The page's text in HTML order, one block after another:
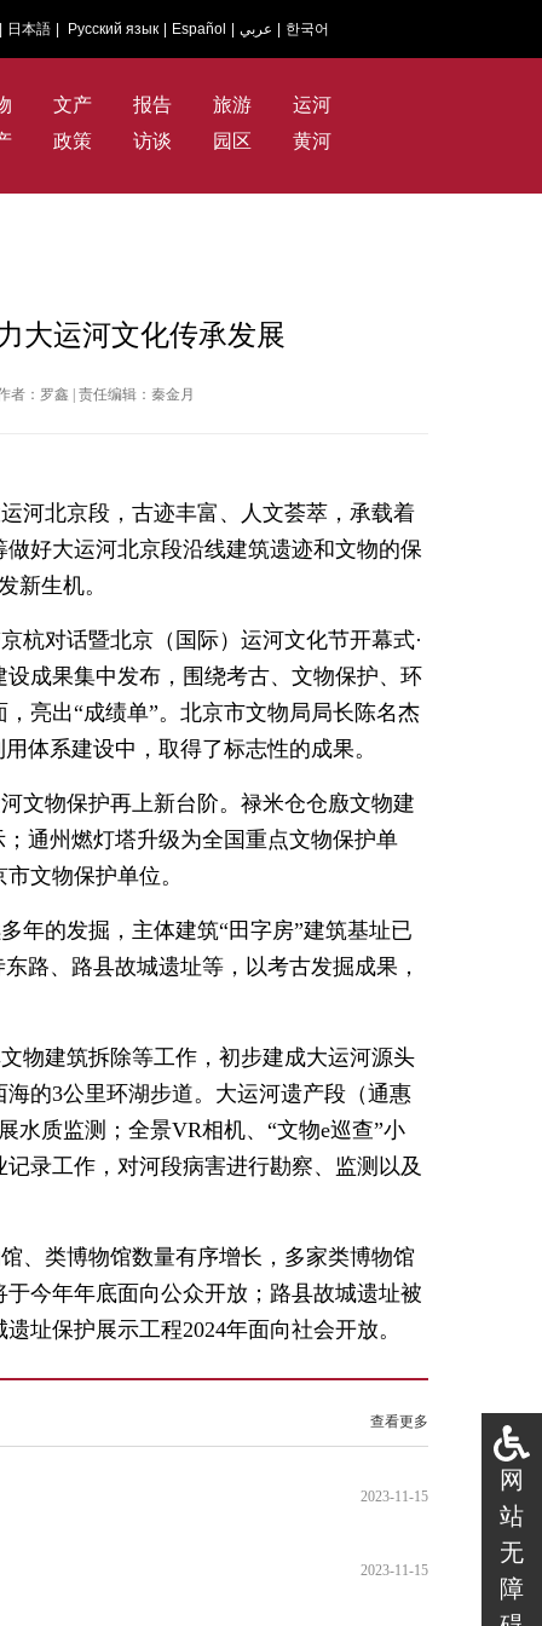
网
站
无
障
日本語 Русский язык Español عربي 한국어
文产 报告 旅游
运河
政策 访谈 园区 黄河
大运河文化传承发展
者：罗鑫 | 责任编辑：秦金月
河北京段，古迹丰富、人文荟萃，承载着
好大运河北京段沿线建筑遗迹和文物的保
新生机。
杭对话暨北京（国际）运河文化节开幕式·
成果集中发布，围绕考古、文物保护、环
亮出“成绩单”。北京市文物局局长陈名杰
体系建设中，取得了标志性的成果。
文物保护再上新台阶。禄米仓仓廒文物建
通州燃灯塔升级为全国重点文物保护单
文物保护单位。
年的发掘，主体建筑“田字房”建筑基址已
路、路县故城遗址等，以考古发掘成果，
物建筑拆除等工作，初步建成大运河源头
的3公里环湖步道。大运河遗产段（通惠
水质监测；全景VR相机、“文物e巡查”小
录工作，对河段病害进行勘察、监测以及
、类博物馆数量有序增长，多家类博物馆
今年年底面向公众开放；路县故城遗址被
址保护展示工程2024年面向社会开放。
查看更多
2023-11-15
2023-11-15